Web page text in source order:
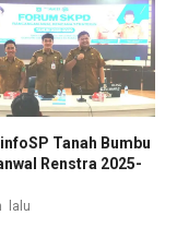
Tanah Bumbu
Renstra 2025-
lalu